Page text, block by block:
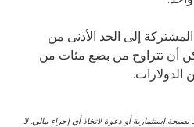
إلى الحد الأدنى من
أن تتراوح من بضع مئات من
الدولارات.
استثمارية أو دعوة لاتخاذ أي إجراء مالي. لا